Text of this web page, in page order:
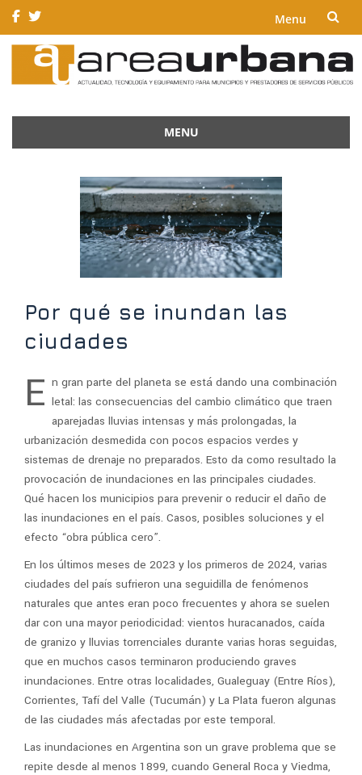
Menu
Skip
to
MENU
Por qué se inundan las
ciudades
E n gran parte del planeta se está dando una combinación
letal: las consecuencias del cambio climático que traen
aparejadas lluvias intensas y más prolongadas, la
urbanización desmedida con pocos espacios verdes y
sistemas de drenaje no preparados. Esto da como resultado la
provocación de inundaciones en las principales ciudades.
Qué hacen los municipios para prevenir o reducir el daño de
las inundaciones en el país. Casos, posibles soluciones y el
efecto “obra pública cero”.
En los últimos meses de 2023 y los primeros de 2024, varias
ciudades del país sufrieron una seguidilla de fenómenos
naturales que antes eran poco frecuentes y ahora se suelen
dar con una mayor periodicidad: vientos huracanados, caída
de granizo y lluvias torrenciales durante varias horas seguidas,
que en muchos casos terminaron produciendo graves
inundaciones. Entre otras localidades, Gualeguay (Entre Ríos),
Corrientes, Tafí del Valle (Tucumán) y La Plata fueron algunas
de las ciudades más afectadas por este temporal.
Las inundaciones en Argentina son un grave problema que se
repite desde al menos 1899, cuando General Roca y Viedma,